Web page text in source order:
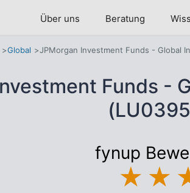
Über uns Beratung
Global JPMorgan Investment Funds - Global
Funds -
fynup
★ ★